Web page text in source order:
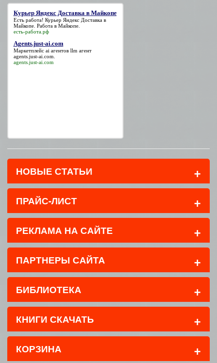
Курьер Яндекс Доставка в Майкопе
Есть работа! Курьер Яндекс Доставка в
Майкопе. Работа в Майкопе.
есть-работа.рф
Agents.just-ai.com
Маркетплейс ai агентов llm агент
agents.just-ai.com
agents.just-ai.com
НОВЫЕ СТАТЬИ +
ПРАЙС-ЛИСТ +
РЕКЛАМА НА САЙТЕ +
ПАРТНЕРЫ САЙТА +
БИБЛИОТЕКА +
КНИГИ СКАЧАТЬ +
КОРЗИНА +